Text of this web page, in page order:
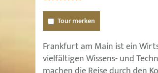
Tour merken
Frankfurt am Main ist ein
vielfältigen Wissens- und